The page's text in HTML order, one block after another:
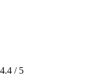
4.4 / 5